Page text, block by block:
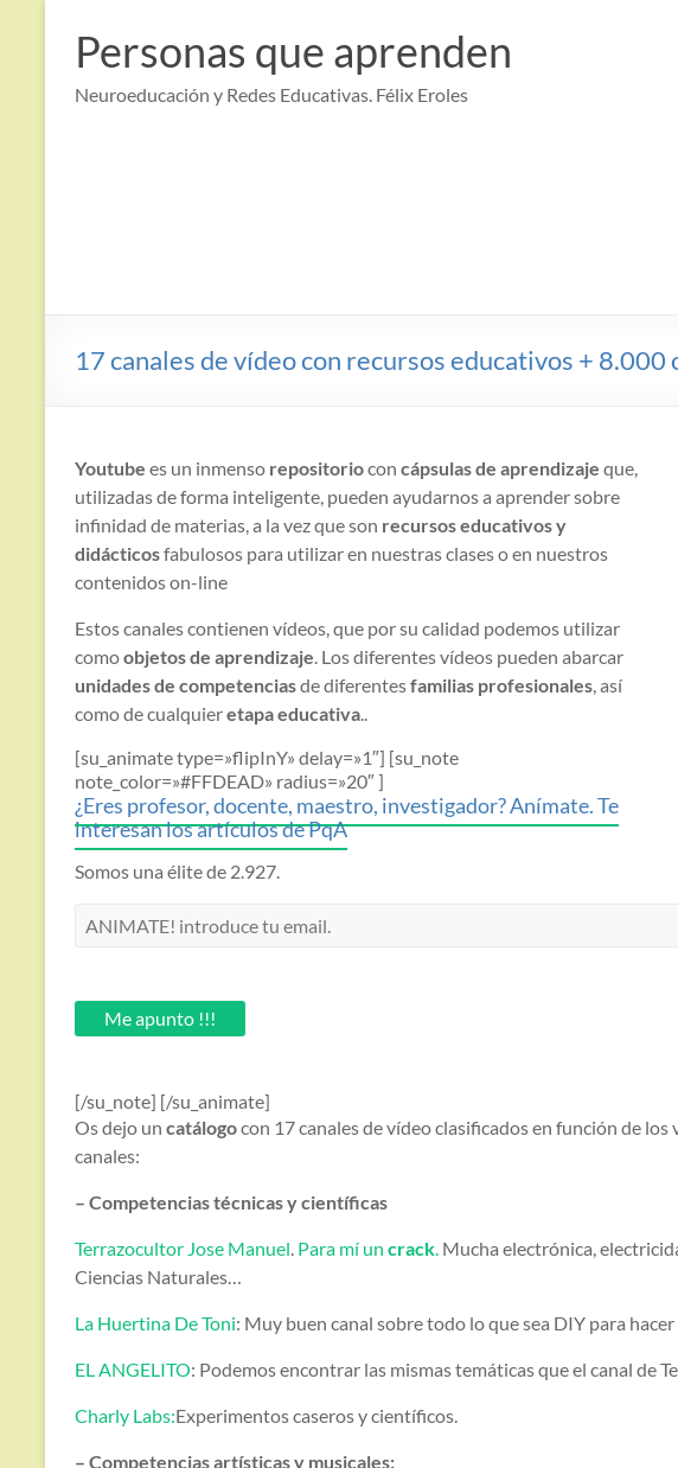
contenido
Personas que aprenden
Neuroeducación y Redes Educativas. Félix Eroles
17 canales de vídeo con recursos educativos + 8.000
Youtube es un inmenso repositoriocon cápsulas de aprendizaje que,
utilizadas de forma inteligente, pueden ayudarnos a aprender sobre
infinidad de materias, a la vez que son recursos educativos y
didácticosfabulosos para utilizar en nuestras clases o en nuestros
contenidos on-line
Estos canales contienen vídeos, que por su calidad podemos utilizar
comoobjetos de aprendizaje. Los diferentes vídeos pueden abarcar
unidades de competenciasde diferentesfamilias profesionales, así
como de cualquieretapa educativa..
[su_animate type=»flipInY» delay=»1″] [su_note
note_color=»#FFDEAD» radius=»20″ ]
¿Eres profesor, docente, maestro, investigador? Anímate. Te
interesan los artículos de PqA
Somos una élite de 2.927.
ANIMATE!
email.
Me apunto !!!
[/su_note] [/su_animate]
Os dejo un catálogocon 17 canales de vídeo clasificados en función de
canales:
– Competencias técnicas y científicas
Terrazocultor Jose Manuel. Para mí un crack. Mucha electrónica,
Ciencias Naturales…
La Huertina De Toni: Muy buen canal sobre todo lo que sea DIY para
EL ANGELITO: Podemos encontrar las mismas temáticas que el canal de
Charly Labs:Experimentos caseros y científicos.
– Competencias artísticas y musicales: